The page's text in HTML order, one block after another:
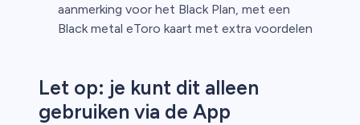
aanmerking voor het Black Plan, met een
Black metal eToro kaart met extra voordelen
Let op: je kunt dit alleen
gebruiken via de App